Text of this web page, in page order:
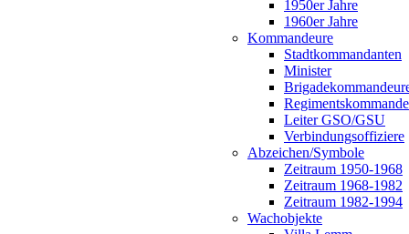
1950er Jahre
1960er Jahre
Kommandeure
Stadtkommandanten
Minister
Leiter GSO/GSU
Verbindungsoffiziere
Abzeichen/Symbole
Zeitraum 1950-1968
Zeitraum 1968-1982
Zeitraum 1982-1994
Wachobjekte